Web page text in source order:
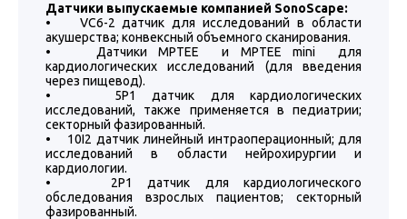
Датчики выпускаемые компанией SonoScape:
• VC6-2 датчик для исследований в области
акушерства; конвексный объемного сканирования.
• Датчики МРТЕЕ и МРТЕЕ mini для
кардиологических исследований (для введения
через пищевод).
• 5P1 датчик для кардиологических
исследований, также применяется в педиатрии;
секторный фазированный.
• 10I2 датчик линейный интраоперационный; для
исследований в области нейрохирургии и
кардиологии.
• 2P1 датчик для кардиологического
обследования взрослых пациентов; секторный
фазированный.